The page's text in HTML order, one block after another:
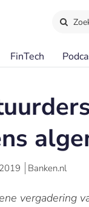
FinTech
Banken.nl
vergadering